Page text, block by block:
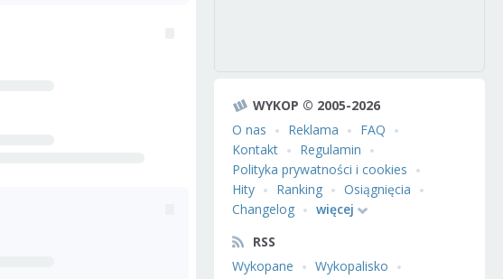
WYKOP © 2005-2026
O nas
Reklama
FAQ
Kontakt
Regulamin
Polityka prywatności i cookies
Hity
Ranking
Osiągnięcia
Changelog
więcej
RSS
Wykopane
Wykopalisko